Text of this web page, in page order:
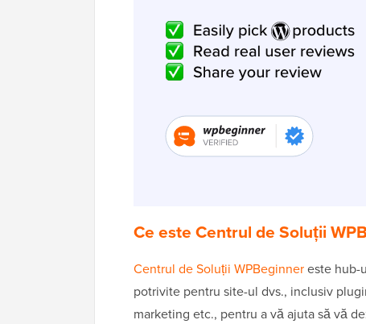
Ce este Centrul de Soluții
Centrul de Soluții WPBeginnereste hub-
potrivite pentru site-ul dvs., inclusiv
marketing etc., pentru a vă ajuta să vă